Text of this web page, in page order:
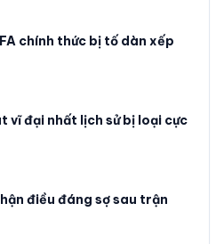
chính thức bị tố dàn xếp
vĩ đại nhất lịch sử bị loại cực
điều đáng sợ sau trận